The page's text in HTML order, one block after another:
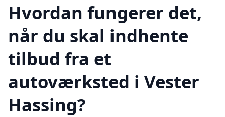
Hvordan fungerer det,
når du skal indhente
tilbud fra et
autoværksted i Vester
Hassing?